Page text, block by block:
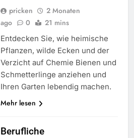
pricken
2 Monaten
ago
0 21 mins
Entdecken Sie, wie heimische
Pflanzen, wilde Ecken und der
Verzicht auf Chemie Bienen und
Schmetterlinge anziehen und
Ihren Garten lebendig machen.
Mehr lesen
Berufliche